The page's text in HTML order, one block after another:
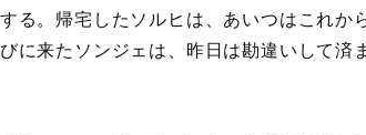
る。帰宅したソルヒは、あいつはこれか
に来たソンジェは、昨日は勘違いして済